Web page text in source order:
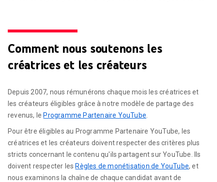
Comment nous soutenons les
créatrices et les créateurs
Depuis 2007, nous rémunérons chaque mois les créatrices et
les créateurs éligibles grâce à notre modèle de partage des
revenus, le Programme Partenaire YouTube
Pour être éligibles au Programme Partenaire YouTube, les
créatrices et les créateurs doivent respecter des critères plus
stricts concernant le contenu qu'ils partagent sur YouTube. Ils
doivent respecter lesRègles de monétisation de YouTube, et
nous examinons la chaîne de chaque candidat avant de